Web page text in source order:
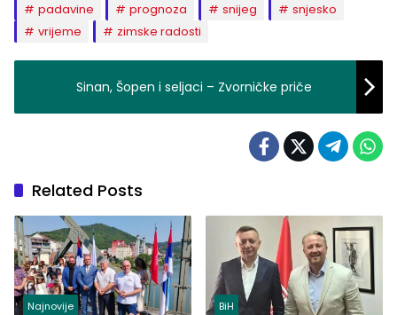
padavine
prognoza snijeg
snjesko
vrijeme
zimske radosti
Sinan, Šopen i seljaci – Zvorničke priče
Related Posts
Najnovije BiH